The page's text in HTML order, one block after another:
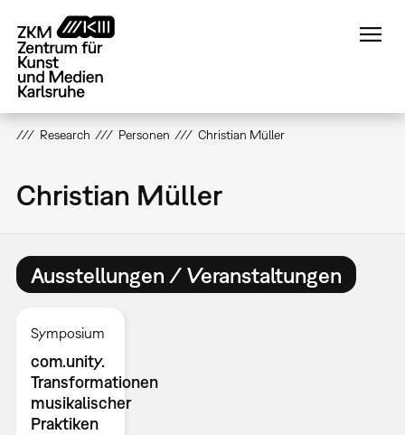
zum
Inhalt
Research Personen Christian Müller
Christian Müller
Ausstellungen / Veranstaltungen
Symposium
com.unity.
Transformationen
musikalischer
Praktiken